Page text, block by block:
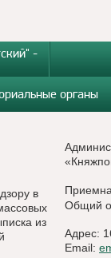
-
органы
в
из
Общий
Адрес:
Email: